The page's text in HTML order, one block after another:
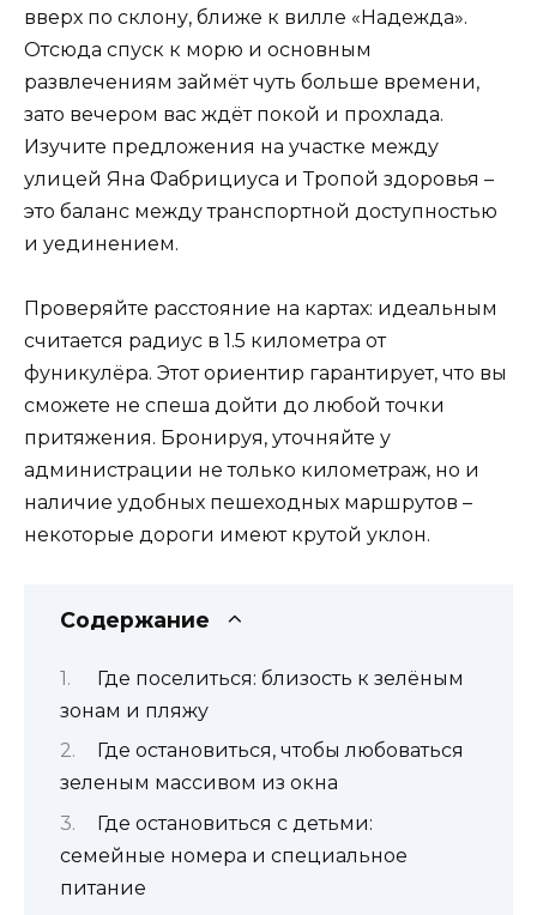
вверх по склону, ближе к вилле «Надежда».
Отсюда спуск к морю и основным
развлечениям займёт чуть больше времени,
зато вечером вас ждёт покой и прохлада.
Изучите предложения на участке между
улицей Яна Фабрициуса и Тропой здоровья –
это баланс между транспортной доступностью
и уединением.
Проверяйте расстояние на картах: идеальным
считается радиус в 1.5 километра от
фуникулёра. Этот ориентир гарантирует, что вы
сможете не спеша дойти до любой точки
притяжения. Бронируя, уточняйте у
администрации не только километраж, но и
наличие удобных пешеходных маршрутов –
некоторые дороги имеют крутой уклон.
Содержание
Где поселиться: близость к зелёным
зонам и пляжу
Где остановиться, чтобы любоваться
зеленым массивом из окна
Где остановиться с детьми:
семейные номера и специальное
питание